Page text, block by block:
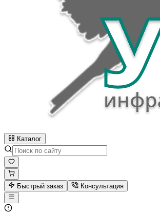
Каталог
Быстрый заказ Консультация